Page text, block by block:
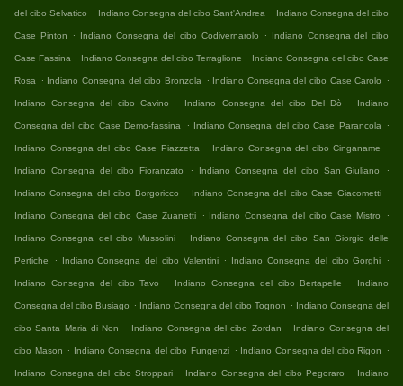
del cibo Selvatico . Indiano Consegna del cibo Sant'Andrea . Indiano Consegna del cibo
Case Pinton . Indiano Consegna del cibo Codivernarolo . Indiano Consegna del cibo
Case Fassina . Indiano Consegna del cibo Terraglione . Indiano Consegna del cibo Case
Rosa . Indiano Consegna del cibo Bronzola . Indiano Consegna del cibo Case Carolo .
Indiano Consegna del cibo Cavino . Indiano Consegna del cibo Del Dò . Indiano
Consegna del cibo Case Demo-fassina . Indiano Consegna del cibo Case Parancola .
Indiano Consegna del cibo Case Piazzetta . Indiano Consegna del cibo Cinganame .
Indiano Consegna del cibo Fioranzato . Indiano Consegna del cibo San Giuliano .
Indiano Consegna del cibo Borgoricco . Indiano Consegna del cibo Case Giacometti .
Indiano Consegna del cibo Case Zuanetti . Indiano Consegna del cibo Case Mistro .
Indiano Consegna del cibo Mussolini . Indiano Consegna del cibo San Giorgio delle
Pertiche . Indiano Consegna del cibo Valentini . Indiano Consegna del cibo Gorghi .
Indiano Consegna del cibo Tavo . Indiano Consegna del cibo Bertapelle . Indiano
Consegna del cibo Busiago . Indiano Consegna del cibo Tognon . Indiano Consegna del
cibo Santa Maria di Non . Indiano Consegna del cibo Zordan . Indiano Consegna del
cibo Mason . Indiano Consegna del cibo Fungenzi . Indiano Consegna del cibo Rigon .
Indiano Consegna del cibo Stroppari . Indiano Consegna del cibo Pegoraro . Indiano